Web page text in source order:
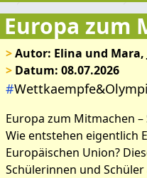
>Autor: Elina und Mara,
> Datum: 08.07.2026
#
Europa zum Mitmachen –
Wie entstehen eigentlich
Europäischen Union?
Schülerinnen und